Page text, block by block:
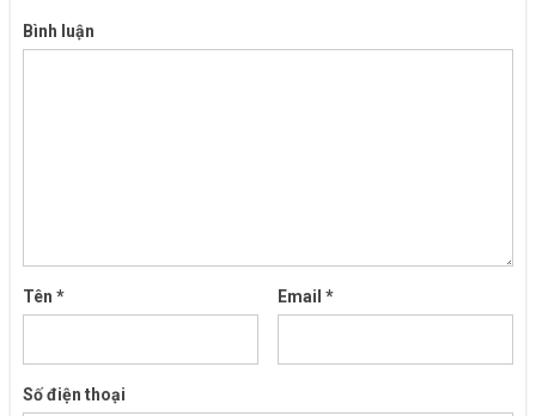
Bình luận
Tên* Email*
Số điện thoại